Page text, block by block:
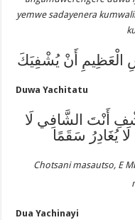
yemwe sadayenera
الْعَظِيمِ أَنْ يُشْفِيَكَ
Duwa Yachitatu
أَنْتَ الشَّافِي لَا
يُغَادِرُ سَقَمًا
Chotsani masautso, E
Dua Yachinayi